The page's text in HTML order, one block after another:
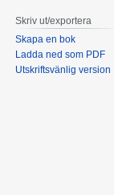
Skriv ut/exportera
Skapa en bok
Ladda ned som PDF
Utskriftsvänlig version